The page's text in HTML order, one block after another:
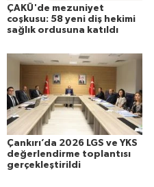
ÇAKÜ'de mezuniyet
coşkusu: 58 yeni diş hekimi
sağlık ordusuna katıldı
Çankırı’da 2026 LGS ve YKS
değerlendirme toplantısı
gerçekleştirildi